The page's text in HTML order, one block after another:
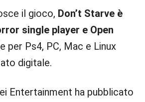
il gioco, Don’t Starve è
single player e Open
per Ps4, PC, Mac e Linux
digitale.
Entertainment ha pubblicato